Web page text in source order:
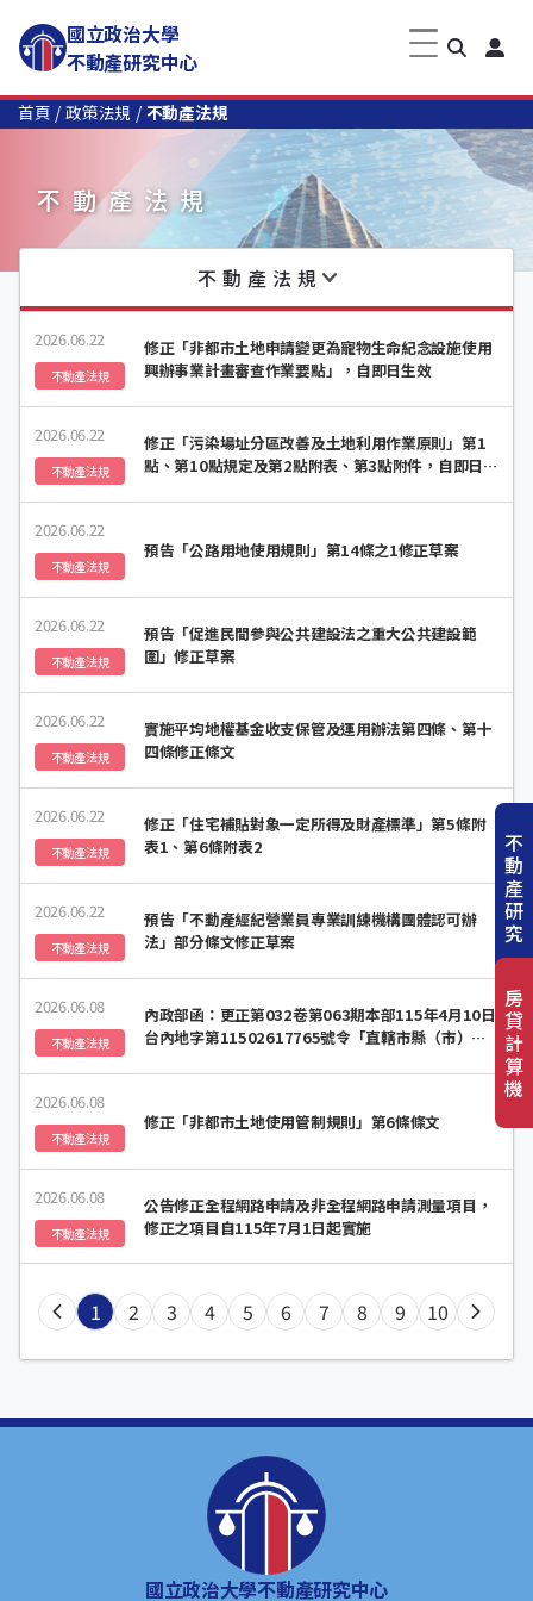
國立政治大學
不動產研究中心
首頁 政策法規 不動產法規
不動產法規
不動產法規
2026.06.22
不動產法規
修正「非都市土地申請變更為寵物生命紀念設施使用
興辦事業計畫審查作業要點」，自即日生效
2026.06.22
不動產法規
修正「污染場址分區改善及土地利用作業原則」第1
點、第10點規定及第2點附表、第3點附件，自即日生
2026.06.22
不動產法規
預告「公路用地使用規則」第14條之1修正草案
2026.06.22
不動產法規
預告「促進民間參與公共建設法之重大公共建設範
圍」修正草案
2026.06.22
不動產法規
實施平均地權基金收支保管及運用辦法第四條、第十
四條修正條文
2026.06.22
不動產法規
修正「住宅補貼對象一定所得及財產標準」第5條附
表1、第6條附表2
2026.06.22
不動產法規
預告「不動產經紀營業員專業訓練機構團體認可辦
法」部分條文修正草案
2026.06.08
不動產法規
內政部函：更正第032卷第063期本部115年4月10日
台內地字第11502617765號令「直轄市縣（市）農
及「直轄市縣（市）農村社區更新協進會設置辦法」
2026.06.08
不動產法規
修正「非都市土地使用管制規則」第6條條文
2026.06.08
不動產法規
公告修正全程網路申請及非全程網路申請測量項目，
修正之項目自115年7月1日起實施
1 2 3 4 5 6 7 8 9 10
國立政治大學不動產研究中心
不
動
產
研
究
房
貸
計
算
機